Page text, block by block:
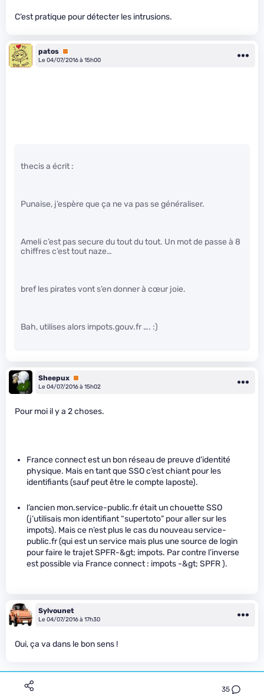
35
C’est pratique pour détecter les intrusions.
patos Premium
Le 04/07/2016 à 15h00
thecis a écrit :
Punaise, j’espère que ça ne va pas se généraliser.
Ameli c’est pas secure du tout du tout. Un mot de passe à 8
chiffres c’est tout naze…
bref les pirates vont s’en donner à cœur joie.
Bah, utilises alors impots.gouv.fr …. :)
Sheepux Premium
Le 04/07/2016 à 15h02
Pour moi il y a 2 choses.
France connect est un bon réseau de preuve d’identité
physique. Mais en tant que SSO c’est chiant pour les
identifiants (sauf peut être le compte laposte).
l’ancien mon.service-public.fr était un chouette SSO
(j’utilisais mon identifiant “supertoto” pour aller sur les
impots). Mais ce n’est plus le cas du nouveau service-
public.fr (qui est un service mais plus une source de login
pour faire le trajet SPFR-&gt; impots. Par contre l’inverse
est possible via France connect : impots -&gt; SPFR ).
Sylvounet
Le 04/07/2016 à 17h30
Oui, ça va dans le bon sens !